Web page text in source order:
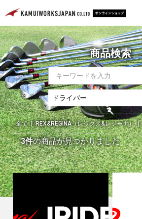
商品検索
全て | REX&REGINA（レックス&レジーナ） |
3件の商品が見つかりました